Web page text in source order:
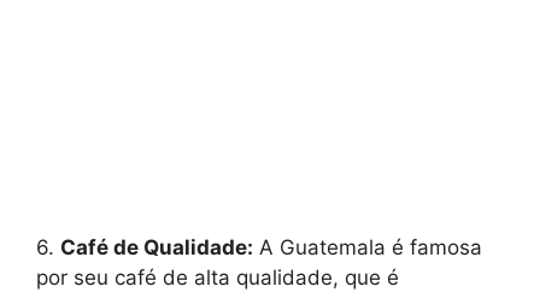
6. Café de Qualidade: A Guatemala é famosa
por seu café de alta qualidade, que é